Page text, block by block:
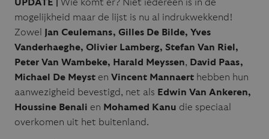
UPDATE | Wie komt er? Niet iedereen is in de
mogelijkheid maar de lijst is nu al indrukwekkend!
Zowel
Jan Ceulemans, Gilles De Bilde, Yves
Vanderhaeghe, Olivier Lamberg, Stefan Van Riel,
Peter Van Wambeke, Harald Meyssen, David Paas,
Michael De Meyst en Vincent Mannaert hebben hun
aanwezigheid bevestigd, net als Edwin Van Ankeren,
Houssine Benali en Mohamed Kanu die speciaal
overkomen uit het buitenland.